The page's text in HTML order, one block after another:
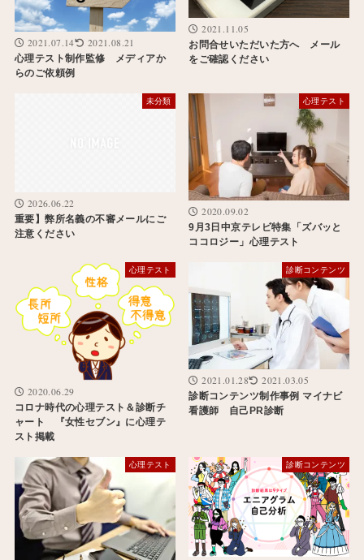
2021.07.14 2021.08.21
心理テスト制作監修 メディアか
らのご依頼例
2021.11.05
お問合せいただいた方へ メール
をご確認ください
未分類
2026.06.22
重要】弊所名義の不審メールにご
注意ください
心理テスト
2020.09.02
9月3日中京テレビ特集「ズバッと
ココロジー」心理テスト
心理テスト
2020.06.29
コロナ時代の心理テスト＆診断チ
ャート 『女性セブン』に心理テ
スト掲載
診断コンテンツ
2021.01.28 2021.03.05
診断コンテンツ制作事例 マイナビ
看護師 自己PR診断
心理テスト 診断コンテンツ